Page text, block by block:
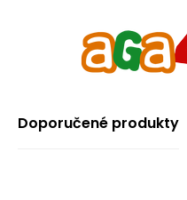
Doporučené produkty